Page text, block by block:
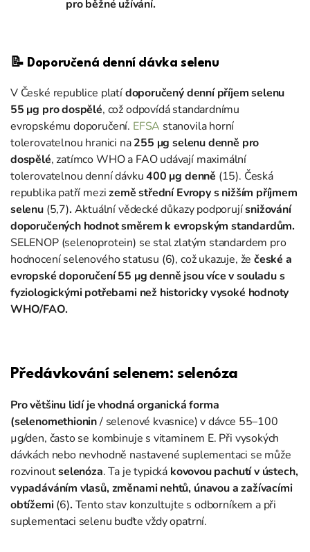
pro běžné užívání.
📝 Doporučená denní dávka selenu
V České republice platídoporučený denní příjem selenu
55 μg pro dospělé, což odpovídá standardnímu
evropskému doporučení. EFSA stanovila horní
tolerovatelnou hranici na255 μg selenu denně pro
dospělé, zatímco WHO a FAO udávají maximální
tolerovatelnou denní dávku400 μg denně (15). Česká
republika patří mezizemě střední Evropy s nižším příjmem
selenu (5,7). Aktuální vědecké důkazy podporujísnižování
doporučených hodnot směrem k evropským standardům.
SELENOP (selenoprotein) se stal zlatým standardem pro
hodnocení selenového statusu (6), což ukazuje, žečeské a
evropské doporučení 55 μg denně jsou více v souladu s
fyziologickými potřebami než historicky vysoké hodnoty
WHO/FAO.
Předávkování selenem: selenóza
Pro většinu lidí je vhodná organická forma
(selenomethionin/ selenové kvasnice) v dávce 55–100
µg/den, často se kombinuje s vitaminem E. Při vysokých
dávkách nebo nevhodně nastavené suplementaci se může
rozvinoutselenóza. Ta je typická kovovou pachutí v ústech,
vypadáváním vlasů, změnami nehtů, únavou a zažívacími
obtížemi(6). Tento stav konzultujte s odborníkem a při
suplementaci selenu buďte vždy opatrní.